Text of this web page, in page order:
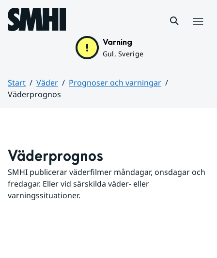
Hoppa till sidans innehåll
Varning
Gul, Sverige
Start Väder
Prognoser och varningar
Väderprognos
Väderprognos
SMHI publicerar väderfilmer måndagar, onsdagar och
fredagar. Eller vid särskilda väder- eller
varningssituationer.